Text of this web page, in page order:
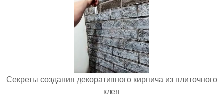
Секреты создания декоративного кирпича из плиточного
клея